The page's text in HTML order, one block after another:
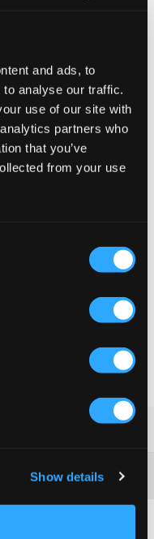
and ads, to
analyse our traffic.
use of our site with
partners who
that you’ve
from your use
Show details
39
(24.8 cm)
40
kunt kiezen